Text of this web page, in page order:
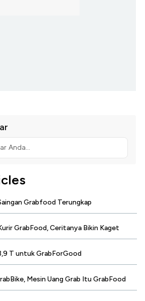
Anda...
Grabfood Terungkap
GrabFood, Ceritanya Bikin Kaget
T untuk GrabForGood
Mesin Uang Grab Itu GrabFood